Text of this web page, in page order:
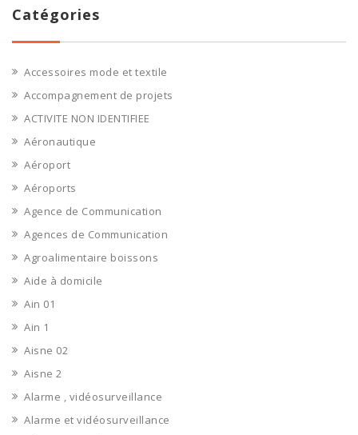
Catégories
Accessoires mode et textile
Accompagnement de projets
ACTIVITE NON IDENTIFIEE
Aéronautique
Aéroport
Aéroports
Agence de Communication
Agences de Communication
Agroalimentaire boissons
Aide à domicile
Ain 01
Ain 1
Aisne 02
Aisne 2
Alarme , vidéosurveillance
Alarme et vidéosurveillance